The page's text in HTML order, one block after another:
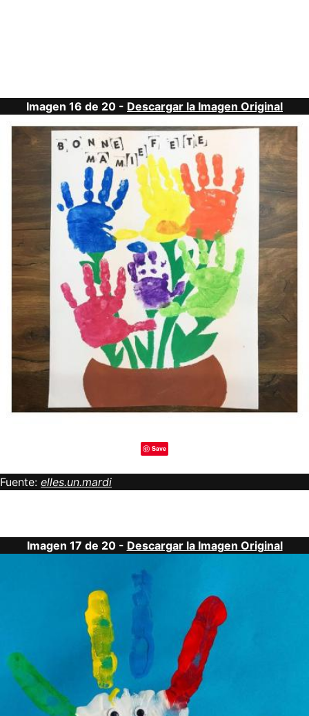
Imagen 16 de 20 - Descargar la Imagen Original
Save
Fuente: elles.un.mardi
Imagen 17 de 20 - Descargar la Imagen Original